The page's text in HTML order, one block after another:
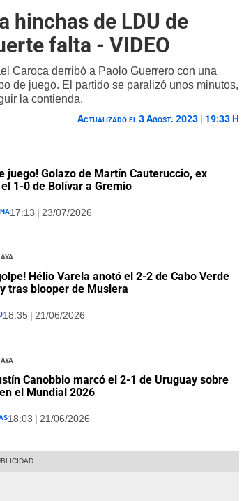
hinchas de LDU de
falta - VIDEO
Caroca derribó a Paolo Guerrero con una
de juego. El partido se paralizó unos minutos,
la contienda.
Actualizado el 3 Agost. 2023 | 19:33 H
juego! Golazo de Martín Cauteruccio, ex
1-0 de Bolívar a Gremio
17:13 | 23/07/2026
Hélio Varela anotó el 2-2 de Cabo Verde
tras blooper de Muslera
18:35 | 21/06/2026
Canobbio marcó el 2-1 de Uruguay sobre
el Mundial 2026
18:03 | 21/06/2026